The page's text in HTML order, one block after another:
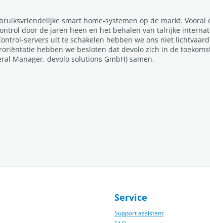
smart home-systemen op de markt.
door de jaren heen en het behalen van talrijke
servers uit te schakelen hebben we ons niet
hebben we besloten dat devolo zich in de
Manager, devolo solutions GmbH) samen.
Service
Support assistent